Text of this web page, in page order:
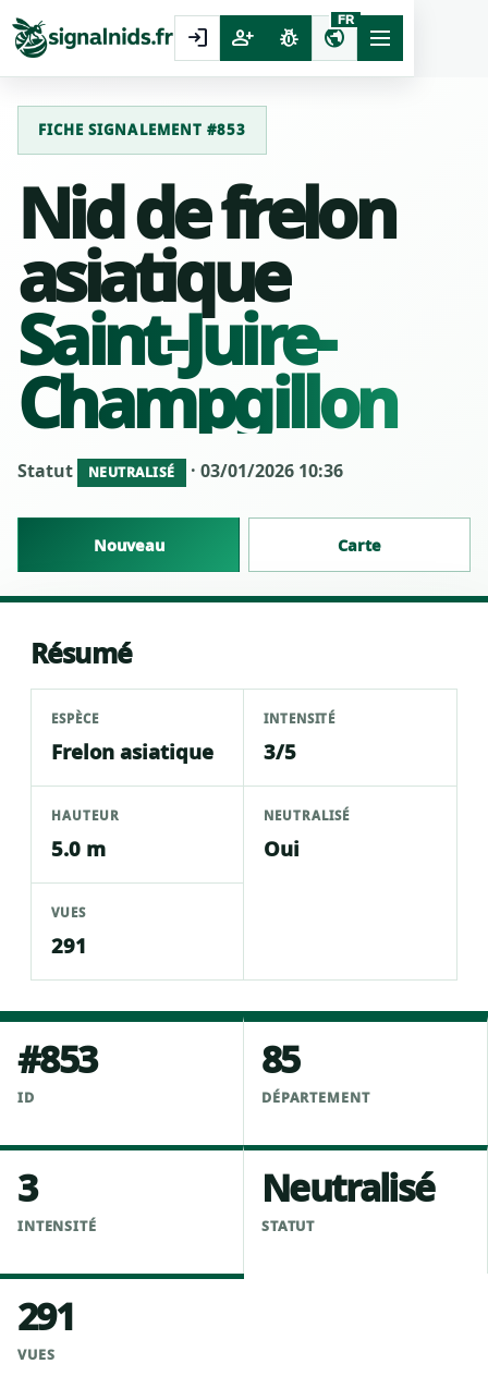
login person_add pest_control public
FR
FICHE SIGNALEMENT #853
Nid de frelon
asiatique
Saint-Juire-
Champgillon
Statut NEUTRALISÉ · 03/01/2026 10:36
Nouveau Carte
Résumé
ESPÈCE
Frelon asiatique
INTENSITÉ
3/5
HAUTEUR
5.0 m
NEUTRALISÉ
Oui
VUES
291
#853
ID
85
DÉPARTEMENT
3
INTENSITÉ
Neutralisé
STATUT
291
VUES